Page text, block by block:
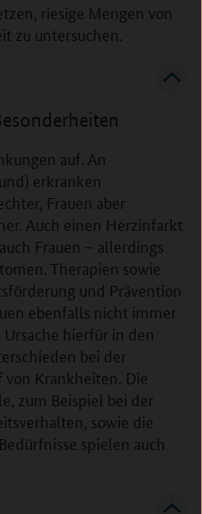
riesige Mengen von
zu untersuchen.
auf. An
erkranken
Frauen aber
Auch einen Herzinfarkt
Frauen – allerdings
Therapien sowie
und Prävention
ebenfalls nicht immer
hierfür in den
bei der
Krankheiten. Die
zum Beispiel bei der
sowie die
spielen auch